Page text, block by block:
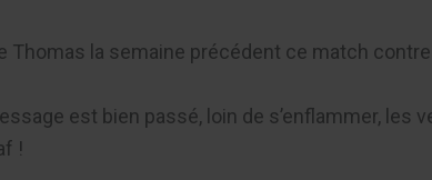
Thomas la semaine précédent ce match
est bien passé, loin de s’enflammer,
!